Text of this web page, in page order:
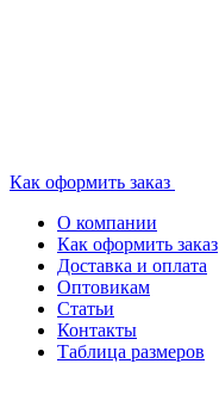
Как оформить заказ
О компании
Как оформить заказ
Доставка и оплата
Оптовикам
Статьи
Контакты
Таблица размеров